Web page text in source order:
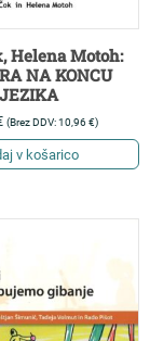
Helena Motoh:
NA KONCU
JEZIKA
(Brez DDV:10,96€)
v košarico